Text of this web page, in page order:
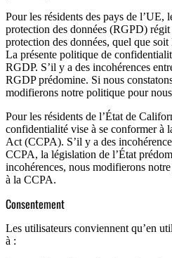
Pour les résidents des pays de l’UE,
protection des données (RGPD)
protection des données, quel que
La présente politique de
RGDP. S’il y a des incohérences
RGDP prédomine. Si nous
modifierons notre politique pour
Pour les résidents de l’État de
confidentialité vise à se conformer à
Act (CCPA). S’il y a des
CCPA, la législation de l’État
incohérences, nous modifierons
à la CCPA.
Consentement
Les utilisateurs conviennent qu’en
à :